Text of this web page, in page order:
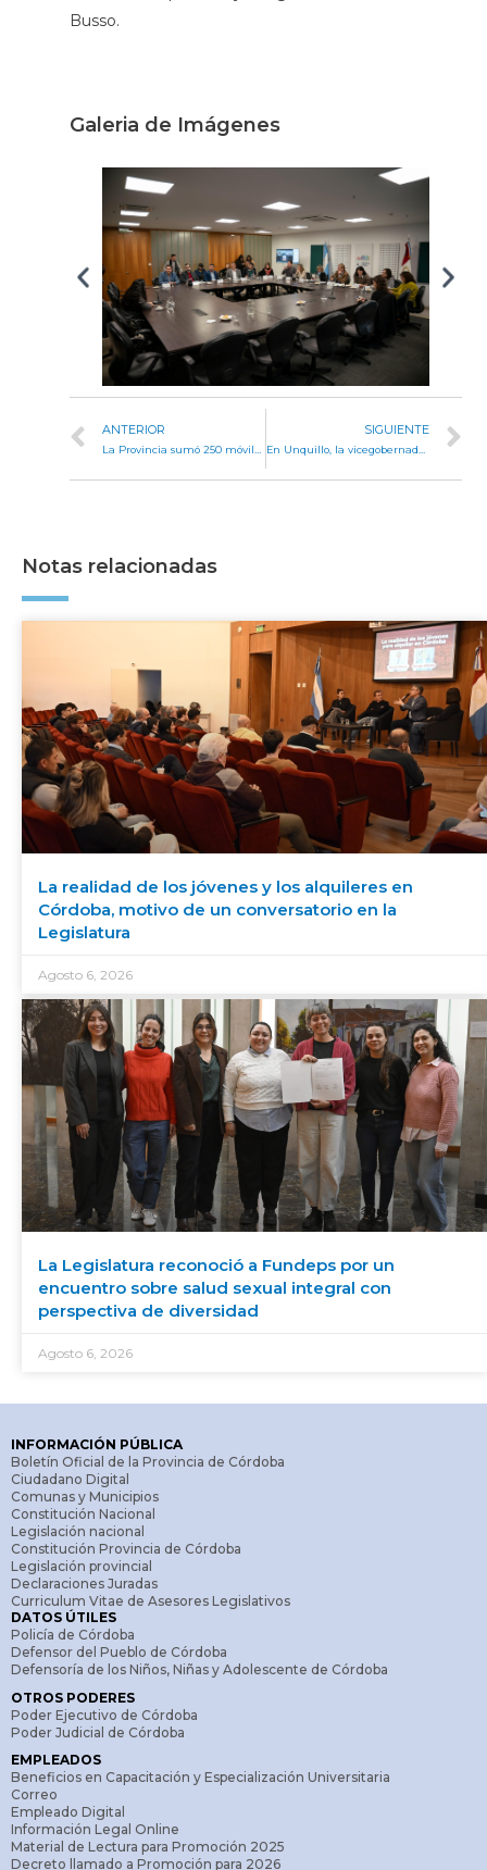
Busso.
Galeria de Imágenes
ANTERIOR SIGUIENTE
Notas relacionadas
La realidad de los jóvenes y los alquileres en
Córdoba, motivo de un conversatorio en la
Legislatura
Agosto 6, 2026
La Legislatura reconoció a Fundeps por un
encuentro sobre salud sexual integral con
perspectiva de diversidad
Agosto 6, 2026
INFORMACIÓN PÚBLICA
Boletín Oficial de la Provincia de Córdoba
Ciudadano Digital
Comunas y Municipios
Constitución Nacional
Legislación nacional
Constitución Provincia de Córdoba
Legislación provincial
Declaraciones Juradas
Curriculum Vitae de Asesores Legislativos
DATOS ÚTILES
Policía de Córdoba
Defensor del Pueblo de Córdoba
Defensoría de los Niños, Niñas y Adolescente de Córdoba
OTROS PODERES
Poder Ejecutivo de Córdoba
Poder Judicial de Córdoba
EMPLEADOS
Beneficios en Capacitación y Especialización Universitaria
Correo
Empleado Digital
Información Legal Online
Material de Lectura para Promoción 2025
Decreto llamado a Promoción para 2026